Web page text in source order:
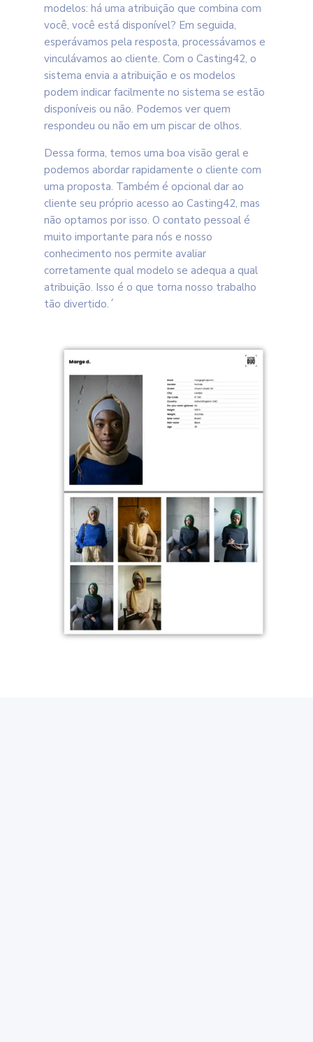
modelos: há uma atribuição que combina com
você, você está disponível? Em seguida,
esperávamos pela resposta, processávamos e
vinculávamos ao cliente. Com o Casting42, o
sistema envia a atribuição e os modelos
podem indicar facilmente no sistema se estão
disponíveis ou não. Podemos ver quem
respondeu ou não em um piscar de olhos.
Dessa forma, temos uma boa visão geral e
podemos abordar rapidamente o cliente com
uma proposta. Também é opcional dar ao
cliente seu próprio acesso ao Casting42, mas
não optamos por isso. O contato pessoal é
muito importante para nós e nosso
conhecimento nos permite avaliar
corretamente qual modelo se adequa a qual
atribuição. Isso é o que torna nosso trabalho
tão divertido.´